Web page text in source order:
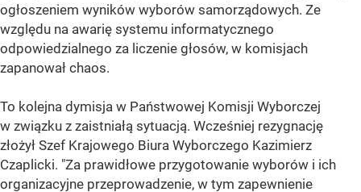
ogłoszeniem wyników wyborów samorządowych. Ze
względu na awarię systemu informatycznego
odpowiedzialnego za liczenie głosów, w komisjach
zapanował chaos.
To kolejna dymisja w Państwowej Komisji Wyborczej
w związku z zaistniałą sytuacją. Wcześniej rezygnację
złożył Szef Krajowego Biura Wyborczego Kazimierz
Czaplicki. "Za prawidłowe przygotowanie wyborów i ich
organizacyjne przeprowadzenie, w tym zapewnienie